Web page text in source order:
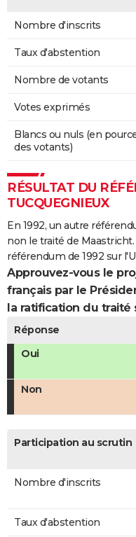
Nombre d'inscrits
Taux d'abstention
Nombre de votants
Votes exprimés
Blancs ou nuls (en
des votants)
RÉSULTAT DU
TUCQUEGNIEUX
En 1992, un autre
non le traité de
référendum de 1992 sur
Approuvez-vous le
français par le
la ratification du traité
Réponse
Oui
Non
Participation au scrutin
Nombre d'inscrits
Taux d'abstention